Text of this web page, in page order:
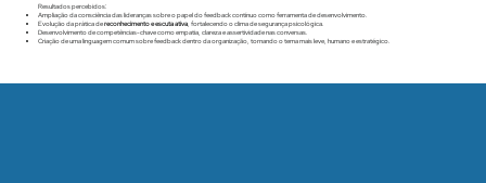
Resultados percebidos:
Ampliação da consciência das lideranças sobre o papel do feedback contínuo como ferramenta de desenvolvimento.
Evolução da prática dereconhecimento e escuta ativa, fortalecendo o clima de segurança psicológica.
Desenvolvimento de competências-chave como empatia, clareza e assertividade nas conversas.
Criação de uma linguagem comum sobre feedback dentro da organização, tornando o tema mais leve, humano e estratégico.